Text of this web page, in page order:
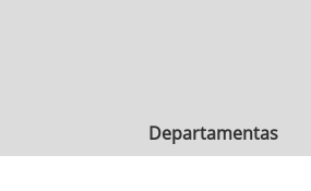
Departamentas